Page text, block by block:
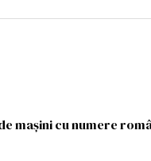
mașini cu numere